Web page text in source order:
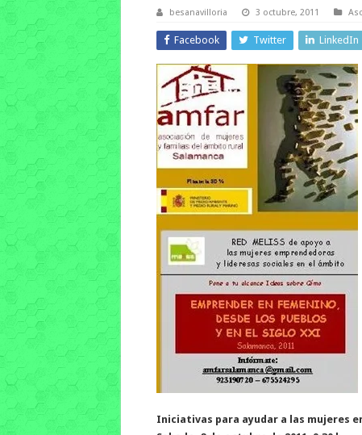
besanavilloria 3 octubre, 2011
Facebook Twitter LinkedIn
Iniciativas para ayudar a las mujeres